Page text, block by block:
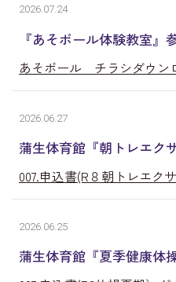
2026.07.24
『あそボール体験教室』
あそボール チラシダウン
2026.06.27
蒲生体育館『朝トレエク
007.申込書(R８朝トレエク
2026.06.25
蒲生体育館『夏季健康体